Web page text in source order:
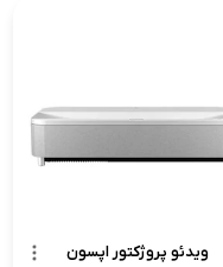
ویدئو پروژکتور اپسون